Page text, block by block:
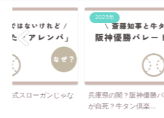
公式スローガンじゃな
2023年
兵庫県の闇？阪神優勝
が自死？牛タン倶楽...